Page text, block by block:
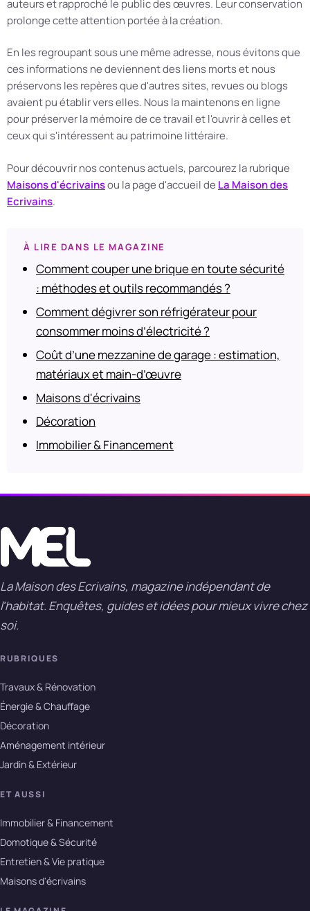
auteurs et rapproché le public des œuvres. Leur conservation
prolonge cette attention portée à la création.
En les regroupant sous une même adresse, nous évitons que
ces informations ne deviennent des liens morts et nous
préservons les repères que d'autres sites, revues ou blogs
avaient pu établir vers elles. Nous la maintenons en ligne
pour préserver la mémoire de ce travail et l'ouvrir à celles et
ceux qui s'intéressent au patrimoine littéraire.
Pour découvrir nos contenus actuels, parcourez la rubrique
Maisons d'écrivainsou la page d'accueil de La Maison des
Ecrivains.
À LIRE DANS LE MAGAZINE
Comment couper une brique en toute sécurité
: méthodes et outils recommandés ?
Comment dégivrer son réfrigérateur pour
consommer moins d’électricité ?
Coût d’une mezzanine de garage : estimation,
matériaux et main-d’œuvre
Maisons d'écrivains
Décoration
Immobilier & Financement
La Maison des Ecrivains, magazine indépendant de
l'habitat. Enquêtes, guides et idées pour mieux vivre chez
soi.
RUBRIQUES
Travaux & Rénovation
Énergie & Chauffage
Décoration
Aménagement intérieur
Jardin & Extérieur
ET AUSSI
Immobilier & Financement
Domotique & Sécurité
Entretien & Vie pratique
Maisons d'écrivains